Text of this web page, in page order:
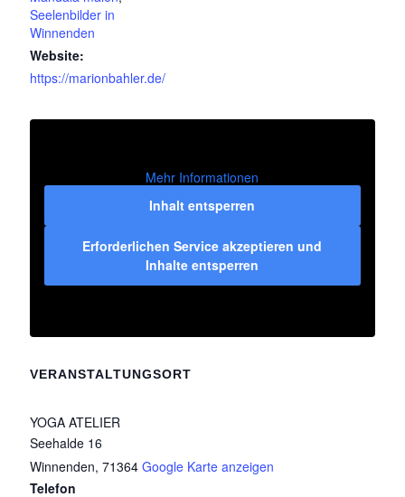
Seelenbilder in
Winnenden
Website:
https://marionbahler.de/
VERANSTALTUNGSORT
YOGA ATELIER
Seehalde 16
Winnenden, 71364 Google Karte anzeigen
Telefon
Mehr Informationen
Inhalt entsperren
Erforderlichen Service akzeptieren und
Inhalte entsperren